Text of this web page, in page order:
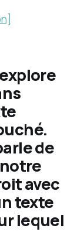
de
avec
texte
lequel